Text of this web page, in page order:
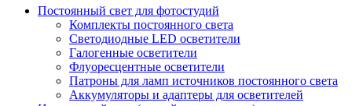
Постоянный свет для фотостудий
Комплекты постоянного света
Светодиодные LED осветители
Галогенные осветители
Флуоресцентные осветители
Патроны для ламп источников постоянного света
Аккумуляторы и адаптеры для осветителей